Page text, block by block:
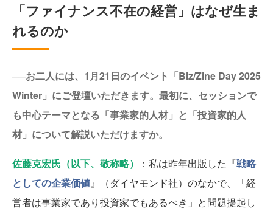
「ファイナンス不在の経営」はなぜ生ま
れるのか
──お二人には、1月21日のイベント「Biz/Zine Day 2025
Winter」にご登壇いただきます。最初に、セッションで
も中心テーマとなる「事業家的人材」と「投資家的人
材」について解説いただけますか。
佐藤克宏氏（以下、敬称略） ：私は昨年出版した『戦略
としての企業価値』（ダイヤモンド社）のなかで、「経
営者は事業家であり投資家でもあるべき」と問題提起し